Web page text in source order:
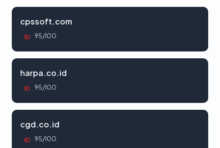
cpssoft.com
ID 95/100
harpa.co.id
ID 95/100
cgd.co.id
ID 95/100